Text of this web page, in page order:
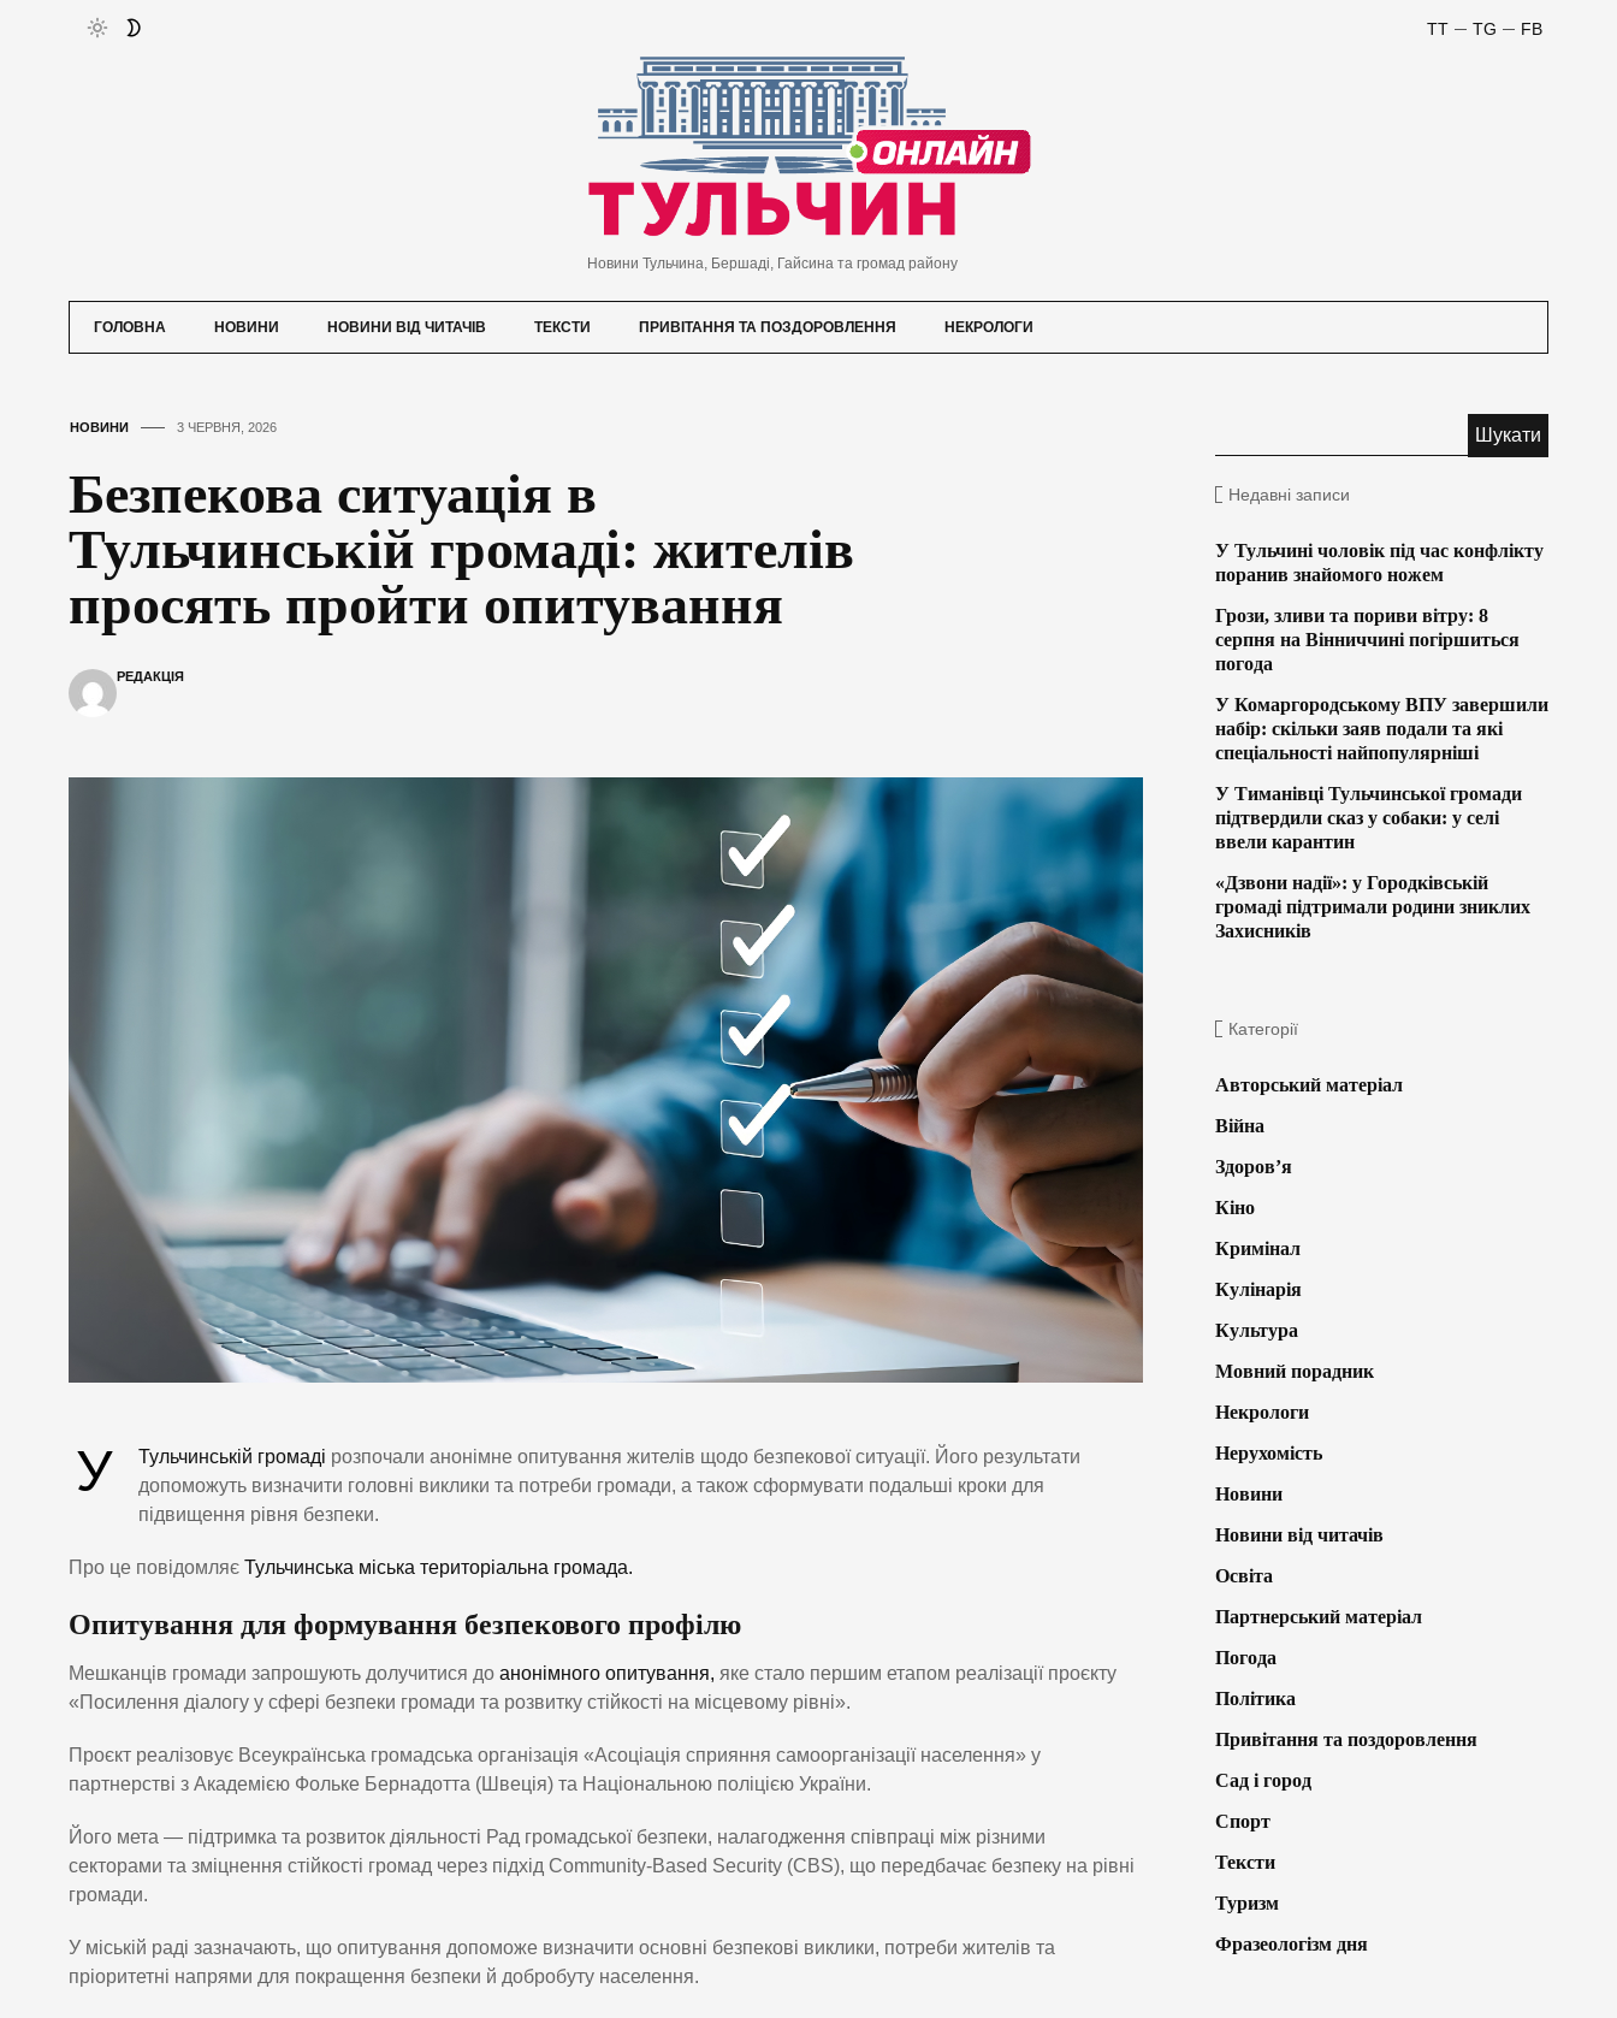
FB
TG
TT
Новини Тульчина, Бершаді, Гайсина та громад району
ГОЛОВНА НОВИНИ НОВИНИ ВІД ЧИТАЧІВ ТЕКСТИ ПРИВІТАННЯ ТА ПОЗДОРОВЛЕННЯ НЕКРОЛОГИ
НОВИНИ 3 ЧЕРВНЯ, 2026
Безпекова ситуація в
Тульчинській громаді: жителів
просять пройти опитування
РЕДАКЦІЯ
У Тульчинській громаді розпочали анонімне опитування жителів щодо безпекової ситуації. Його результати
допоможуть визначити головні виклики та потреби громади, а також сформувати подальші кроки для
підвищення рівня безпеки.
Про це повідомляє Тульчинська міська територіальна громада.
Опитування для формування безпекового профілю
Мешканців громади запрошують долучитися до анонімного опитування, яке стало першим етапом реалізації проєкту
«Посилення діалогу у сфері безпеки громади та розвитку стійкості на місцевому рівні».
Проєкт реалізовує Всеукраїнська громадська організація «Асоціація сприяння самоорганізації населення» у
партнерстві з Академією Фольке Бернадотта (Швеція) та Національною поліцією України.
Його мета — підтримка та розвиток діяльності Рад громадської безпеки, налагодження співпраці між різними
секторами та зміцнення стійкості громад через підхід Community-Based Security (CBS), що передбачає безпеку на рівні
громади.
У міській раді зазначають, що опитування допоможе визначити основні безпекові виклики, потреби жителів та
пріоритетні напрями для покращення безпеки й добробуту населення.
Недавні записи
У Тульчині чоловік під час конфлікту
поранив знайомого ножем
Грози, зливи та пориви вітру: 8
серпня на Вінниччині погіршиться
погода
У Комаргородському ВПУ завершили
набір: скільки заяв подали та які
спеціальності найпопулярніші
У Тиманівці Тульчинської громади
підтвердили сказ у собаки: у селі
ввели карантин
«Дзвони надії»: у Городківській
громаді підтримали родини зниклих
Захисників
Категорії
Авторський матеріал
Війна
Здоров’я
Кіно
Кримінал
Кулінарія
Культура
Мовний порадник
Некрологи
Нерухомість
Новини
Новини від читачів
Освіта
Партнерський матеріал
Погода
Політика
Привітання та поздоровлення
Сад і город
Спорт
Тексти
Туризм
Фразеологізм дня